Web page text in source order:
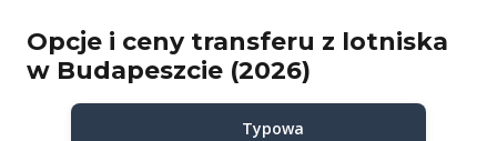
Opcje i ceny transferu z lotniska
w Budapeszcie (2026)
Typowa